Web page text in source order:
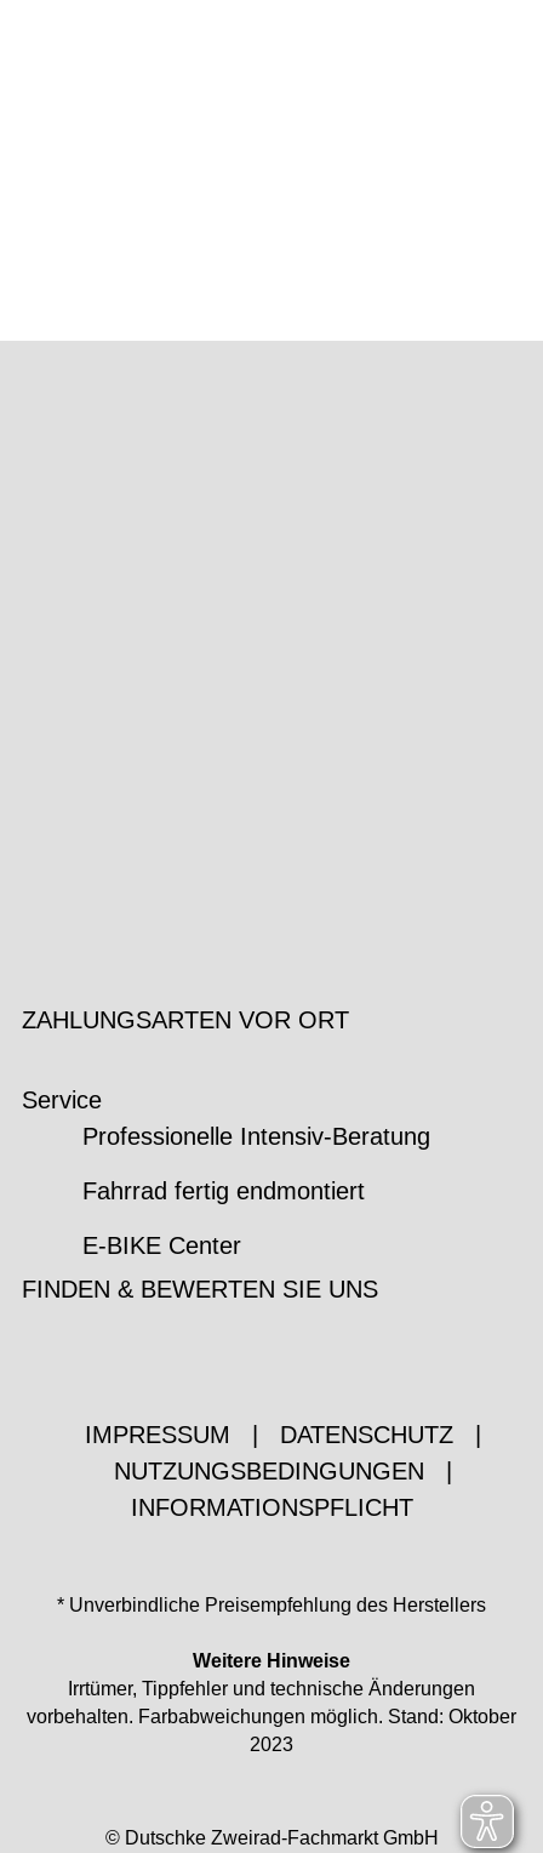
ZAHLUNGSARTEN VOR ORT
Service
Professionelle Intensiv-Beratung
Fahrrad fertig endmontiert
E-BIKE Center
FINDEN & BEWERTEN SIE UNS
IMPRESSUM DATENSCHUTZ
NUTZUNGSBEDINGUNGEN
INFORMATIONSPFLICHT
* Unverbindliche Preisempfehlung des Herstellers
Weitere Hinweise
Irrtümer, Tippfehler und technische Änderungen
vorbehalten. Farbabweichungen möglich. Stand: Oktober
2023
© Dutschke Zweirad-Fachmarkt GmbH